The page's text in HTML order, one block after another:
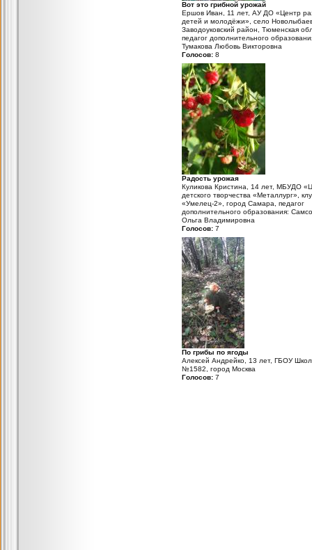
Вот это грибной урожай
Ершов Иван, 11 лет, АУ ДО «Центр
детей и молодёжи», село
Заводоуковский район, Тюменская
педагог дополнительного
Тумакова Любовь Викторовна
Голосов: 8
Радость урожая
Куликова Кристина, 14 лет, МБУДО
детского творчества «Металлург»,
«Умелец-2», город Самара, педагог
дополнительного образования:
Ольга Владимировна
Голосов: 7
По грибы по ягоды
Алексей Андрейко, 13 лет, ГБОУ
№1582, город Москва
Голосов: 7